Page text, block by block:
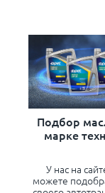
Подбор
марке
У нас на
можете